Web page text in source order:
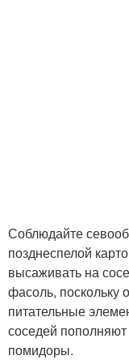
Соблюдайте
позднеспелой
высаживать на
фасоль, поскольку
питательные
соседей пополняют
помидоры.